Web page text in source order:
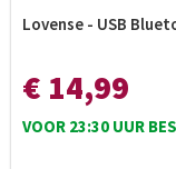
Lovense - USB
€ 14,99
VOOR 23:30 UUR